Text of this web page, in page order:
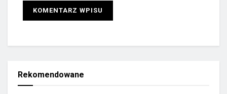
Rekomendowane